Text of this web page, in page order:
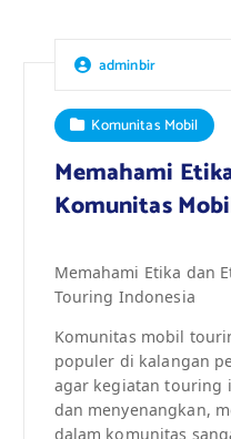
adminbir
Komunitas Mobil
Memahami
Komunitas
Memahami Etika dan
Touring Indonesia
Komunitas mobil
populer di kalangan
agar kegiatan touring
dan menyenangkan,
dalam komunitas